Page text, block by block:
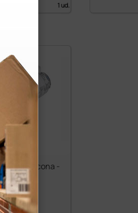
1 ud.
de silicona -
62,00 €